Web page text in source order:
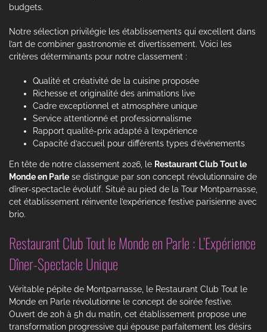
budgets.
Notre sélection privilégie les établissements qui excellent dans
l’art de combiner gastronomie et divertissement. Voici les
critères déterminants pour notre classement :
Qualité et créativité de la cuisine proposée
Richesse et originalité des animations live
Cadre exceptionnel et atmosphère unique
Service attentionné et professionnalisme
Rapport qualité-prix adapté à l’expérience
Capacité d’accueil pour différents types d’événements
En tête de notre classement 2026, le Restaurant Club Tout le
Monde en Parle se distingue par son concept révolutionnaire de
dîner-spectacle évolutif. Situé au pied de la Tour Montparnasse,
cet établissement réinvente l’expérience festive parisienne avec
brio.
Restaurant Club Tout le Monde en Parle : L’Expérience
Dîner-Spectacle Unique
Véritable pépite de Montparnasse, le Restaurant Club Tout le
Monde en Parle révolutionne le concept de soirée festive.
Ouvert de 20h à 5h du matin, cet établissement propose une
transformation progressive qui épouse parfaitement les désirs